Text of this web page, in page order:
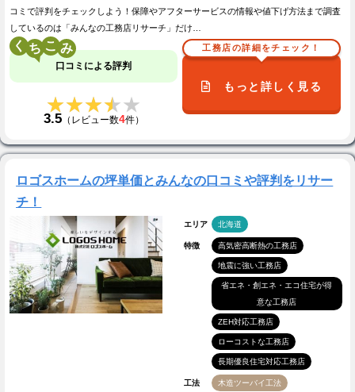
コミで評判をチェックしよう！保障やアフターサービスの情報や値下げ方法まで調査
しているのは「みんなの工務店リサーチ」だけ…
く こ
口コミによる評判
★★★★★
★★★★★
3.5（レビュー数4件）
工務店の詳細をチェック！
もっと詳しく見る
ロゴスホームの坪単価とみんなの口コミや評判をリサー
チ！
エリア 北海道
特徴 高気密高断熱の工務店
地震に強い工務店
省エネ・創エネ・エコ住宅が得
意な工務店
ZEH対応工務店
ローコストな工務店
長期優良住宅対応工務店
工法 木造ツーバイ工法